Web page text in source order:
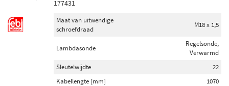
177431
Maat van uitwendige
schroefdraad
M18 x 1,5
Lambdasonde
Regelsonde,
Verwarmd
Sleutelwijdte
22
Kabellengte [mm]
1070